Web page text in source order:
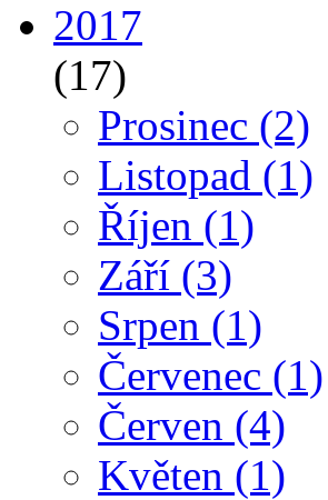
2017
(17)
Prosinec (2)
Listopad (1)
Říjen (1)
Září (3)
Srpen (1)
Červenec (1)
Červen (4)
Květen (1)